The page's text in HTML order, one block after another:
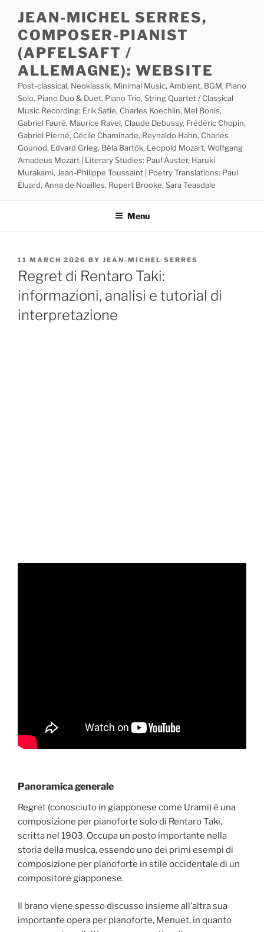
content
JEAN-MICHEL SERRES,
COMPOSER-PIANIST
(APFELSAFT /
ALLEMAGNE): WEBSITE
Post-classical, Neoklassik, Minimal Music, Ambient, BGM, Piano
Solo, Piano Duo & Duet, Piano Trio, String Quartet / Classical
Music Recording: Erik Satie, Charles Koechlin, Mel Bonis,
Gabriel Fauré, Maurice Ravel, Claude Debussy, Frédéric Chopin,
Gabriel Pierné, Cécile Chaminade, Reynaldo Hahn, Charles
Gounod, Edvard Grieg, Béla Bartók, Leopold Mozart, Wolfgang
Amadeus Mozart | Literary Studies: Paul Auster, Haruki
Murakami, Jean-Philippe Toussaint | Poetry Translations: Paul
Éluard, Anna de Noailles, Rupert Brooke, Sara Teasdale
Menu
POSTED
ON
11 MARCH 2026 BY JEAN-MICHEL SERRES
Regret di Rentaro Taki:
informazioni, analisi e tutorial di
interpretazione
Panoramica generale
Regret (conosciuto in giapponese come Urami) è una
composizione per pianoforte solo di Rentaro Taki,
scritta nel 1903. Occupa un posto importante nella
storia della musica, essendo uno dei primi esempi di
composizione per pianoforte in stile occidentale di un
compositore giapponese.
Il brano viene spesso discusso insieme all’altra sua
importante opera per pianoforte, Menuet, in quanto